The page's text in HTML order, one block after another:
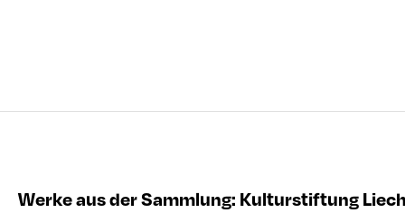
Werke aus der Sammlung: Kulturstiftung